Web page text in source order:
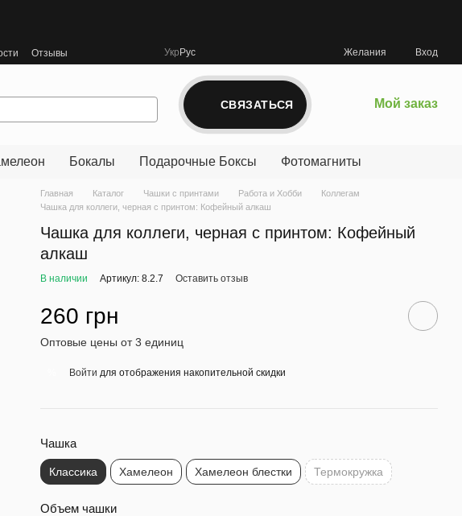
Отзывы Укр Рус Желания Вход
СВЯЗАТЬСЯ Мой заказ
Бокалы Подарочные Боксы Фотомагниты
Главная Каталог Чашки с принтами Работа и Хобби
Коллегам
Чашка для коллеги, черная с принтом: Кофейный алкаш
Чашка для коллеги, черная с принтом: Кофейный
алкаш
В наличии Артикул: 8.2.7 Оставить отзыв
260 грн
Оптовые цены от 3 единиц
Войти для отображения накопительной скидки
Чашка
Классика Хамелеон Хамелеон блестки Термокружка
Объем чашки